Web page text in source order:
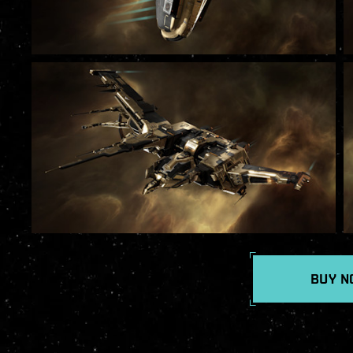
BUY